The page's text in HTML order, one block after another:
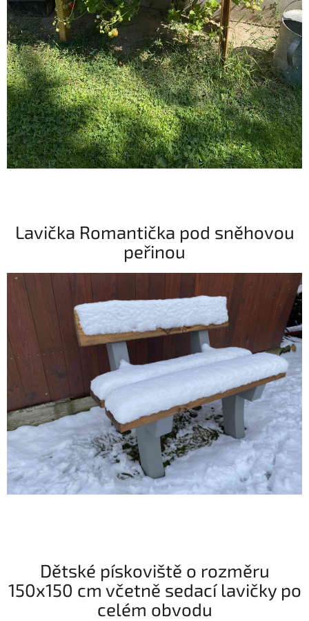
Lavička Romantička pod sněhovou
peřinou
Dětské pískoviště o rozměru
150x150 cm včetně sedací lavičky po
celém obvodu